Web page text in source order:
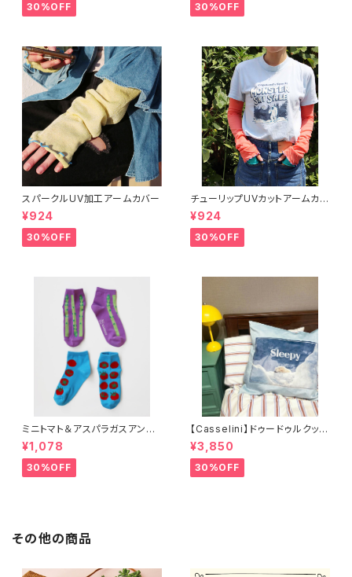
30%OFF 30%OFF
スパークルUV加工アームカバー
¥924
30%OFF
チューリップUVカットアームカバ
ー
¥924
30%OFF
ミニトマト＆アスパラガスアンク
ルソックス 2P
¥1,078
30%OFF
【Casselini】ドゥードゥルクッシ
ョンカバー
¥3,850
30%OFF
その他の商品